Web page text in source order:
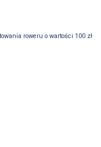
roweru o wartości 100 zł